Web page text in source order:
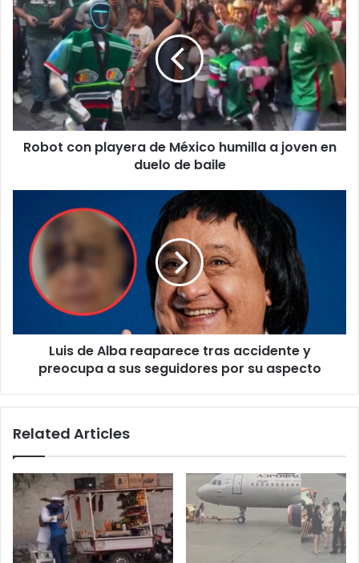
con
playera
México
humilla
a
joven
en
duelo
Robot con playera de México humilla a joven en
duelo de baile
reaparece
tras
accidente
preocupa
a
seguidores
Luis de Alba reaparece tras accidente y
preocupa a sus seguidores por su aspecto
Related Articles